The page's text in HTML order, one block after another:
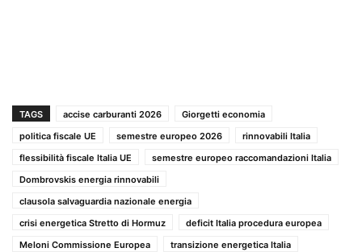
TAGS accise carburanti 2026
Giorgetti economia
politica fiscale UE
semestre europeo 2026
rinnovabili Italia
flessibilità fiscale Italia UE
semestre europeo raccomandazioni Italia
Dombrovskis energia rinnovabili
clausola salvaguardia nazionale energia
crisi energetica Stretto di Hormuz
deficit Italia procedura europea
Meloni Commissione Europea
transizione energetica Italia